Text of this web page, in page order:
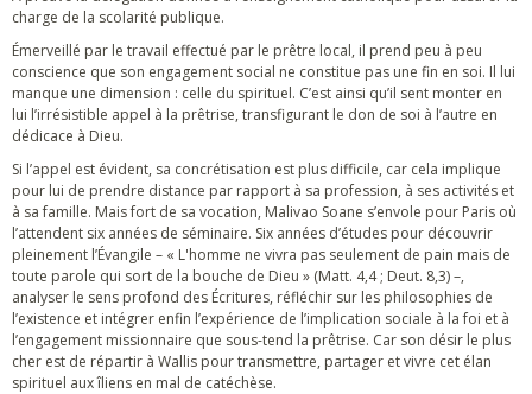
charge de la scolarité publique.
Émerveillé par le travail effectué par le prêtre local, il prend peu à peu
conscience que son engagement social ne constitue pas une fin en soi. Il lui
manque une dimension : celle du spirituel. C’est ainsi qu’il sent monter en
lui l’irrésistible appel à la prêtrise, transfigurant le don de soi à l’autre en
dédicace à Dieu.
Si l’appel est évident, sa concrétisation est plus difficile, car cela implique
pour lui de prendre distance par rapport à sa profession, à ses activités et
à sa famille. Mais fort de sa vocation, Malivao Soane s’envole pour Paris où
l’attendent six années de séminaire. Six années d’études pour découvrir
pleinement l’Évangile – « L'homme ne vivra pas seulement de pain mais de
toute parole qui sort de la bouche de Dieu » (Matt. 4,4 ; Deut. 8,3) –,
analyser le sens profond des Écritures, réfléchir sur les philosophies de
l’existence et intégrer enfin l’expérience de l’implication sociale à la foi et à
l’engagement missionnaire que sous-tend la prêtrise. Car son désir le plus
cher est de répartir à Wallis pour transmettre, partager et vivre cet élan
spirituel aux îliens en mal de catéchèse.